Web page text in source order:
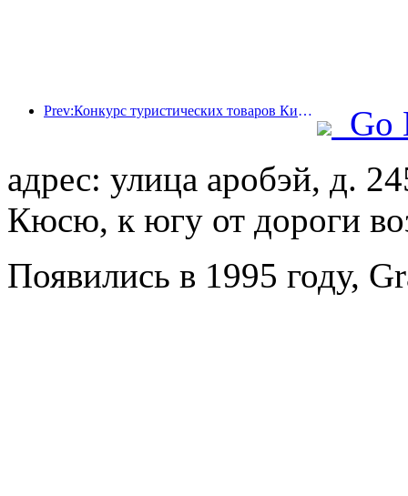
Prev:Конкурс туристических товаров Китая успешно прошел в Сянтане (провинция Хунань).
Go
адрес: улица аробэй, д.
Кюсю, к югу от дороги
Появились в 1995 году,